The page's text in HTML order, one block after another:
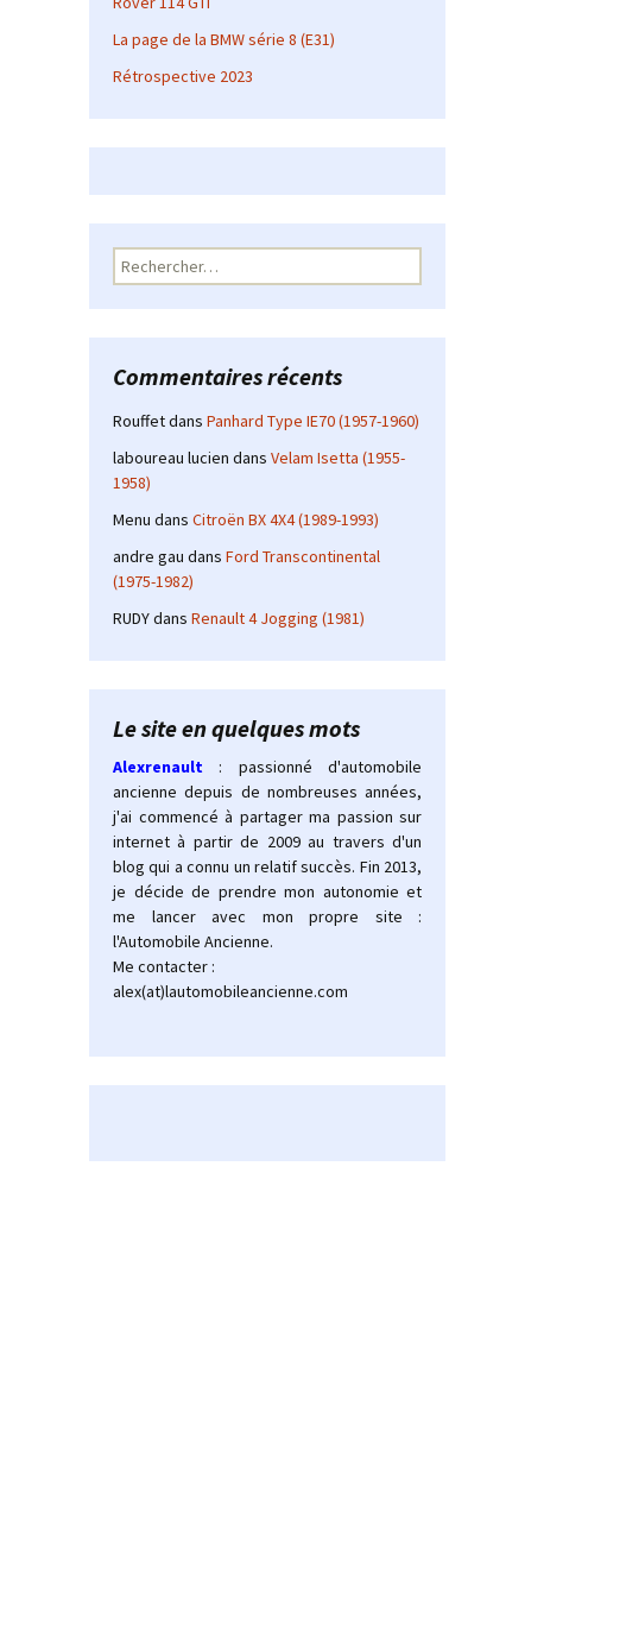
La page de la BMW série 8 (E31)
Rétrospective 2023
Rechercher :
Commentaires récents
Rouffetdans Panhard Type IE70 (1957-1960)
laboureau lucien dans Velam Isetta (1955-
1958)
Menu dans Citroën BX 4X4 (1989-1993)
andre gau dans Ford Transcontinental
(1975-1982)
RUDYdans Renault 4 Jogging (1981)
Le site en quelques mots
Alexrenault
: passionné d'automobile
ancienne depuis de nombreuses années,
j'ai commencé à partager ma passion sur
internet à partir de 2009 au travers d'un
blog qui a connu un relatif succès. Fin 2013,
je décide de prendre mon autonomie et
me lancer avec mon propre site :
l'Automobile Ancienne.
Me contacter :
alex(at)lautomobileancienne.com